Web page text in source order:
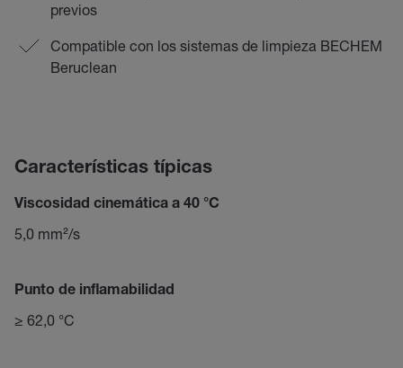
previos
Compatible con los sistemas de limpieza BECHEM
Beruclean
Características típicas
Viscosidad cinemática a 40 °C
5,0 mm²/s
Punto de inflamabilidad
≥ 62,0 °C